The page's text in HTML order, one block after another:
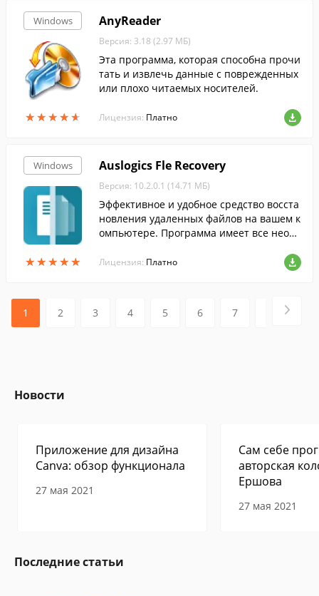
Windows
★★★★★
★★★★★
AnyReader
Версия: 3.18 (2.97 МБ)
Эта программа, которая способна прочи
тать и извлечь данные с поврежденных
или плохо читаемых носителей.
Лицензия: Платно
Windows
★★★★★
★★★★★
Auslogics Fle Recovery
Версия: 10.2.0.1 (14.71 МБ)
Эффективное и удобное средство восста
новления удаленных файлов на вашем к
омпьютере. Программа имеет все необх
становить данные, которые вы считаете
Лицензия: Платно
1 2 3 4 5 6 7
Новости
Приложение для дизайна
Canva: обзор функционала
27 мая 2021
Сам себе
авторская
Ершова
27 мая 2021
Последние статьи